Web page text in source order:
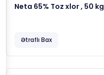
Neta 65% Toz xlor , 50 kg
Ətraflı Bax